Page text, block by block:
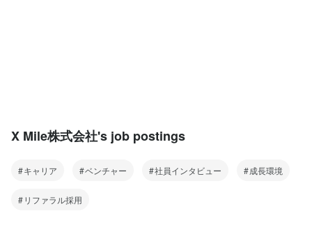
X Mile株式会社's job postings
キャリア ベンチャー 社員インタビュー 成長環境
リファラル採用